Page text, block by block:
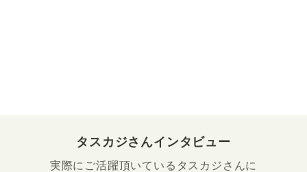
タスカジさんインタビュー
実際にご活躍頂いているタスカジさんに